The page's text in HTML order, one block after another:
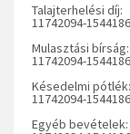
Talajterhelési díj:
11742094-
Mulasztási bírság:
11742094-
Késedelmi pótlék:
11742094-
Egyéb bevételek: